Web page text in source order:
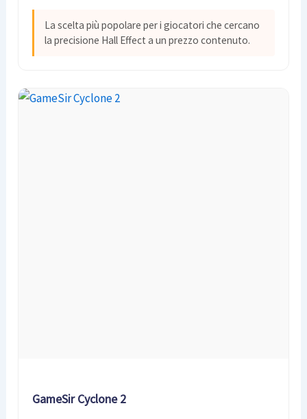
La scelta più popolare per i giocatori che cercano
la precisione Hall Effect a un prezzo contenuto.
GameSir Cyclone 2